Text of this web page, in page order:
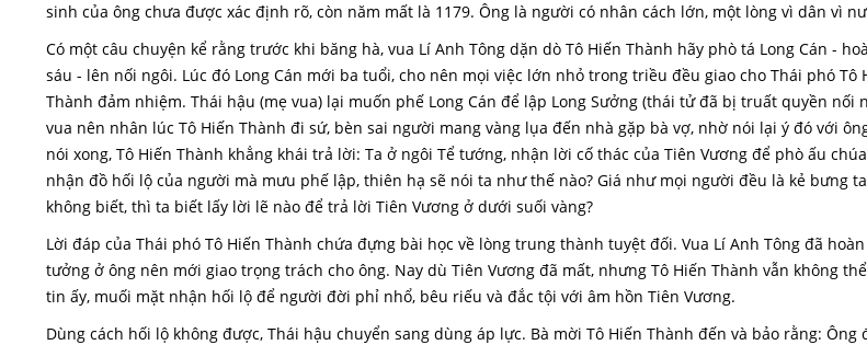
sinh của ông chưa được xác định rõ, còn năm mất là 1179. Ông là người có nhân cách lớn, một lòng vì dân vì
Có một câu chuyện kể rằng trước khi băng hà, vua Lí Anh Tông dặn dò Tô Hiến Thành hãy phò tá Long Cán -
sáu - lên nối ngôi. Lúc đó Long Cán mới ba tuổi, cho nên mọi việc lớn nhỏ trong triều đều giao cho Thái phó Tô
Thành đảm nhiệm. Thái hậu (mẹ vua) lại muốn phế Long Cán để lập Long Sưởng (thái tử đã bị truất quyền nối
vua nên nhân lúc Tô Hiến Thành đi sứ, bèn sai người mang vàng lụa đến nhà gặp bà vợ, nhờ nói lại ý đó với
nói xong, Tô Hiến Thành khẳng khái trả lời: Ta ở ngôi Tể tướng, nhận lời cố thác của Tiên Vương để phò ấu
nhận đồ hối lộ của người mà mưu phế lập, thiên hạ sẽ nói ta như thế nào? Giá như mọi người đều là kẻ bưng
không biết, thì ta biết lấy lời lẽ nào để trả lời Tiên Vương ở dưới suối vàng?
Lời đáp của Thái phó Tô Hiến Thành chứa đựng bài học về lòng trung thành tuyệt đối. Vua Lí Anh Tông đã
tưởng ở ông nên mới giao trọng trách cho ông. Nay dù Tiên Vương đã mất, nhưng Tô Hiến Thành vẫn không
tin ấy, muối mặt nhận hối lộ để người đời phỉ nhổ, bêu riếu và đắc tội với âm hồn Tiên Vương.
Dùng cách hối lộ không được, Thái hậu chuyển sang dùng áp lực. Bà mời Tô Hiến Thành đến và bảo rằng: Ông